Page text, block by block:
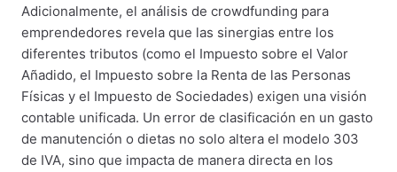
Adicionalmente, el análisis de crowdfunding para
emprendedores revela que las sinergias entre los
diferentes tributos (como el Impuesto sobre el Valor
Añadido, el Impuesto sobre la Renta de las Personas
Físicas y el Impuesto de Sociedades) exigen una visión
contable unificada. Un error de clasificación en un gasto
de manutención o dietas no solo altera el modelo 303
de IVA, sino que impacta de manera directa en los